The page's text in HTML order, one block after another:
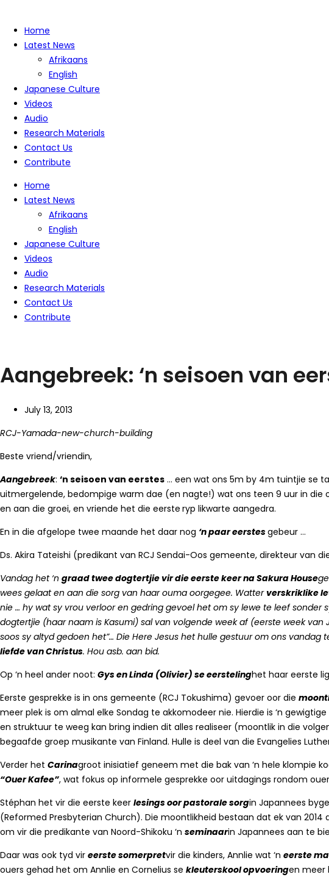
Home
Latest News
Afrikaans
English
Japanese Culture
Videos
Audio
Research Materials
Contact Us
Contribute
Home
Latest News
Afrikaans
English
Japanese Culture
Videos
Audio
Research Materials
Contact Us
Contribute
Aangebreek: ‘n seisoen van
July 13, 2013
RCJ-Yamada-new-church-building
Beste vriend/vriendin,
Aangebreek: ‘n seisoen van eerstes … een wat ons 5m by 4m tuintjie se
uitmergelende, bedompige warm dae (en nagte!) wat ons teen 9 uur in die
en aan die groei, en vriende het die eerste ryp likwarte aangedra.
En in die afgelope twee maande het daar nog ‘n paar eerstesgebeur …
Ds. Akira Tateishi (predikant van RCJ Sendai-Oos gemeente, direkteur van
Vandag het ‘n graad twee dogtertjie vir die eerste keer na Sakura House
wees gelaat en aan die sorg van haar ouma oorgegee. Watterverskriklike
nie … hy wat sy vrou verloor en gedring gevoel het om sy lewe te leef sonder
dogtertjie (haar naam is Kasumi) sal van volgende week af (eerste week
soos sy altyd gedoen het”… Die Here Jesus het hulle gestuur om ons
liefde van Christus. Hou asb. aan bid.
Op ‘n heel ander noot: Gys en Linda (Olivier) se eerstelinghet haar eerste
Eerste gesprekke is in ons gemeente (RCJ Tokushima) gevoer oor die
meer plek is om almal elke Sondag te akkomodeer nie. Hierdie is ‘n
en struktuur te weeg kan bring indien dit alles realiseer (moontlik in die
begaafde groep musikante van Finland. Hulle is deel van die Evangelies
Verder het Carinagroot inisiatief geneem met die bak van ‘n hele klompie
“Ouer Kafee”, wat fokus op informele gesprekke oor uitdagings rondom
Stéphan het vir die eerste keer lesings oor pastorale sorgin Japannees
(Reformed Presbyterian Church). Die moontlikheid bestaan dat ek van 2014
om vir die predikante van Noord-Shikoku ‘n seminaarin Japannees aan te
Daar was ook tyd vir eerste somerpretvir die kinders, Annlie wat ‘n eerste
ouers gehad het om Annlie en Cornelius se kleuterskool opvoeringen meer